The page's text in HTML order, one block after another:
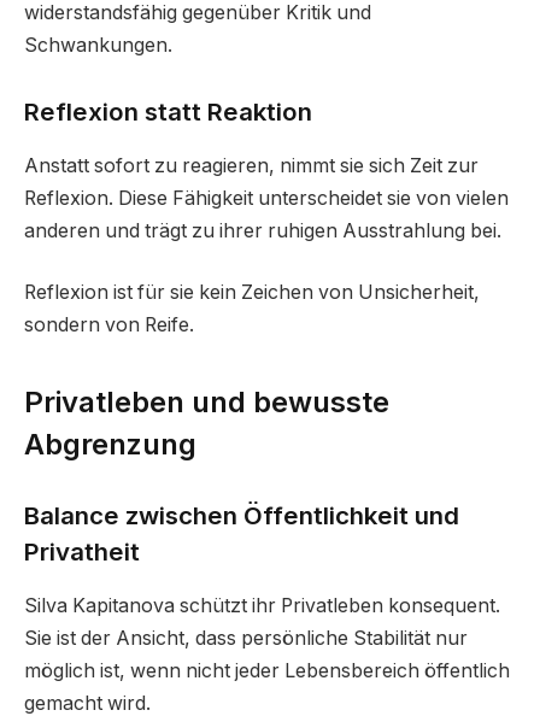
widerstandsfähig gegenüber Kritik und
Schwankungen.
Reflexion statt Reaktion
Anstatt sofort zu reagieren, nimmt sie sich Zeit zur
Reflexion. Diese Fähigkeit unterscheidet sie von vielen
anderen und trägt zu ihrer ruhigen Ausstrahlung bei.
Reflexion ist für sie kein Zeichen von Unsicherheit,
sondern von Reife.
Privatleben und bewusste
Abgrenzung
Balance zwischen Öffentlichkeit und
Privatheit
Silva Kapitanova schützt ihr Privatleben konsequent.
Sie ist der Ansicht, dass persönliche Stabilität nur
möglich ist, wenn nicht jeder Lebensbereich öffentlich
gemacht wird.